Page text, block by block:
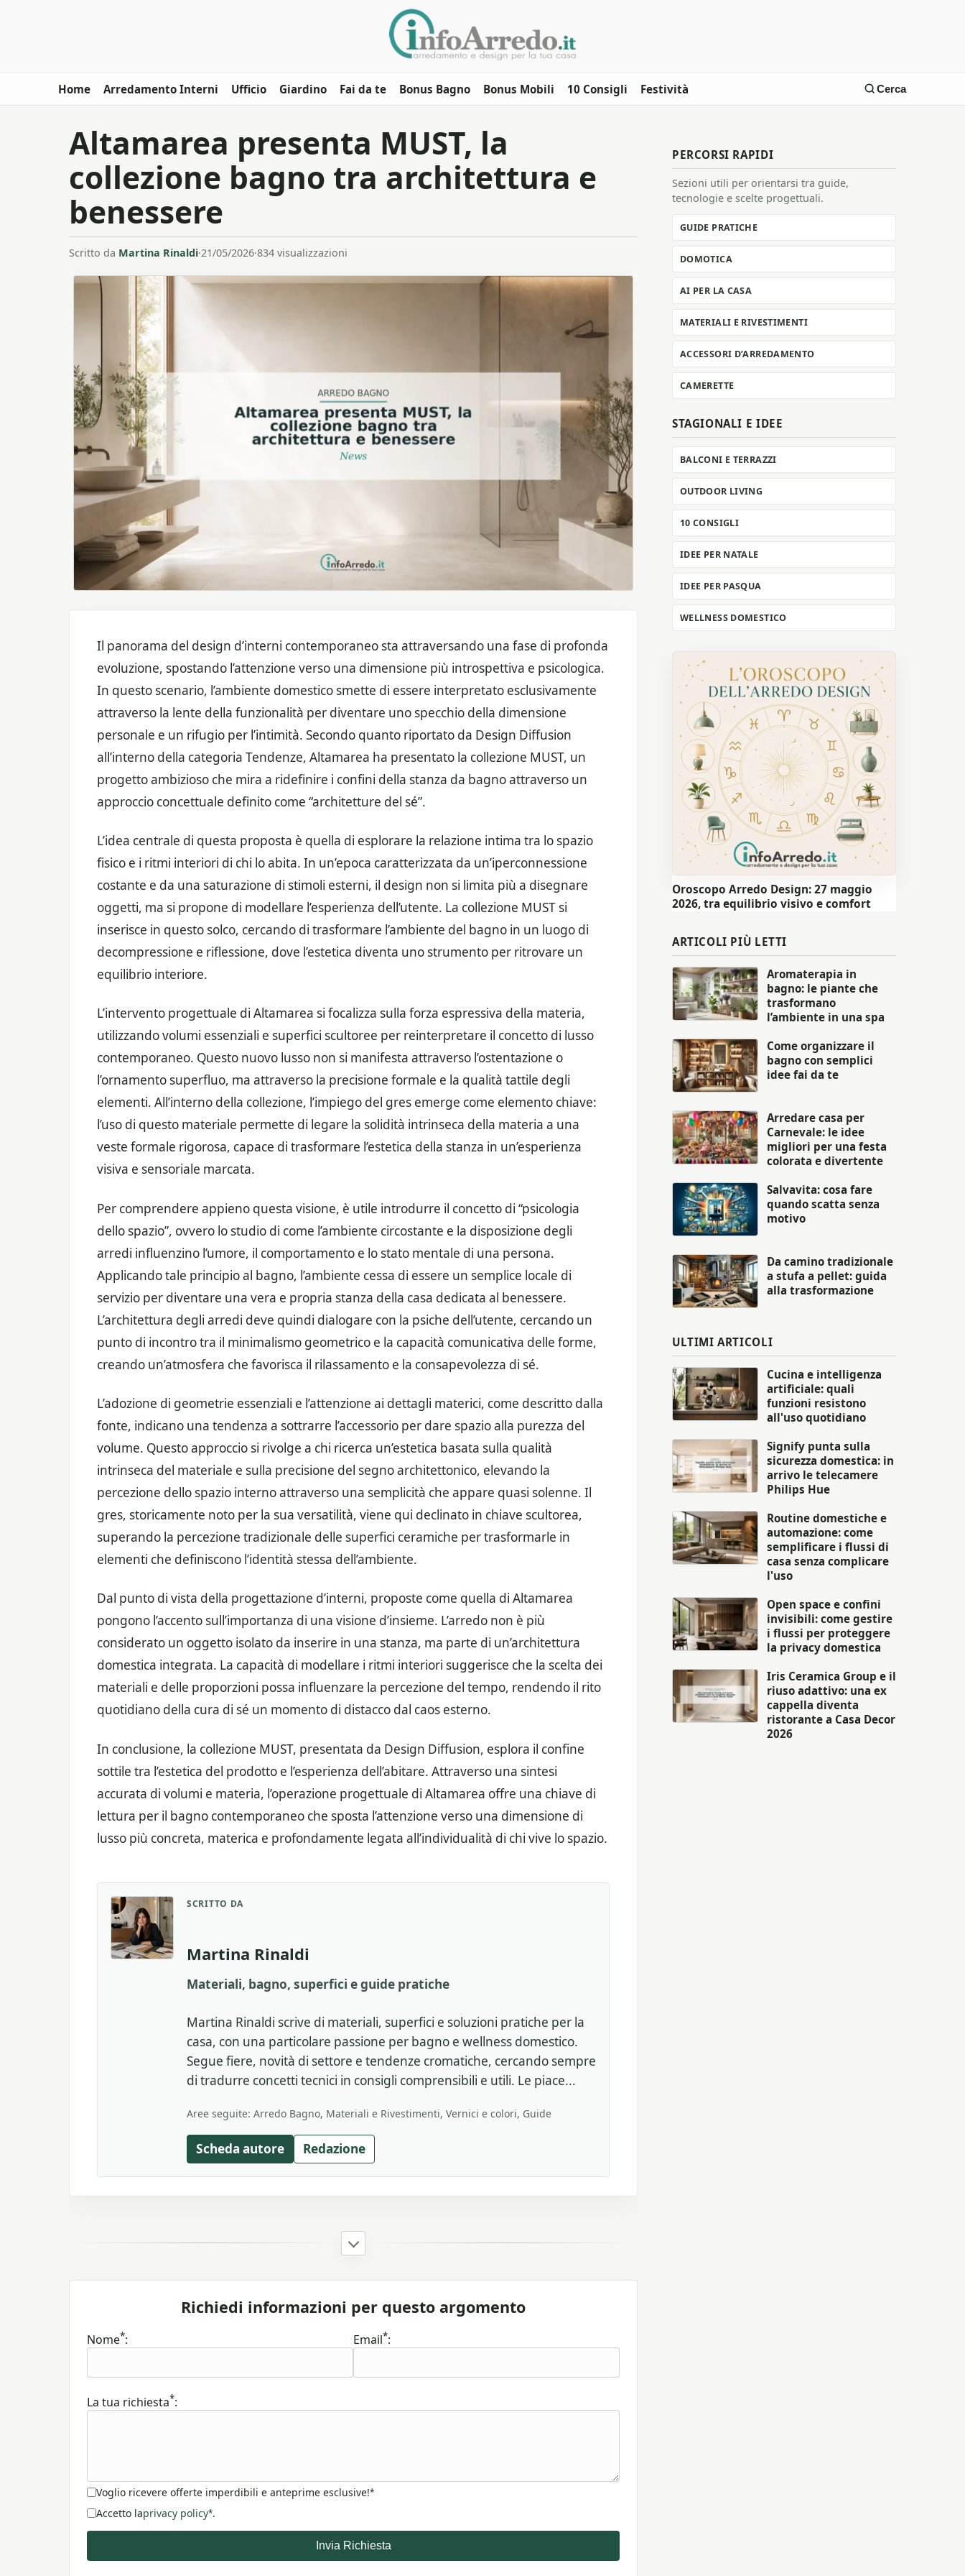
Home Arredamento Interni Ufficio Giardino Fai da te Bonus Bagno Bonus Mobili 10 Consigli Festività Cerca
Altamarea presenta MUST, la
collezione bagno tra architettura e
benessere
Scritto da Martina Rinaldi·21/05/2026·834 visualizzazioni
Il panorama del design d’interni contemporaneo sta attraversando una fase di profonda
evoluzione, spostando l’attenzione verso una dimensione più introspettiva e psicologica.
In questo scenario, l’ambiente domestico smette di essere interpretato esclusivamente
attraverso la lente della funzionalità per diventare uno specchio della dimensione
personale e un rifugio per l’intimità. Secondo quanto riportato da Design Diffusion
all’interno della categoria Tendenze, Altamarea ha presentato la collezione MUST, un
progetto ambizioso che mira a ridefinire i confini della stanza da bagno attraverso un
approccio concettuale definito come “architetture del sé”.
L’idea centrale di questa proposta è quella di esplorare la relazione intima tra lo spazio
fisico e i ritmi interiori di chi lo abita. In un’epoca caratterizzata da un’iperconnessione
costante e da una saturazione di stimoli esterni, il design non si limita più a disegnare
oggetti, ma si propone di modellare l’esperienza dell’utente. La collezione MUST si
inserisce in questo solco, cercando di trasformare l’ambiente del bagno in un luogo di
decompressione e riflessione, dove l’estetica diventa uno strumento per ritrovare un
equilibrio interiore.
L’intervento progettuale di Altamarea si focalizza sulla forza espressiva della materia,
utilizzando volumi essenziali e superfici scultoree per reinterpretare il concetto di lusso
contemporaneo. Questo nuovo lusso non si manifesta attraverso l’ostentazione o
l’ornamento superfluo, ma attraverso la precisione formale e la qualità tattile degli
elementi. All’interno della collezione, l’impiego del gres emerge come elemento chiave:
l’uso di questo materiale permette di legare la solidità intrinseca della materia a una
veste formale rigorosa, capace di trasformare l’estetica della stanza in un’esperienza
visiva e sensoriale marcata.
Per comprendere appieno questa visione, è utile introdurre il concetto di “psicologia
dello spazio”, ovvero lo studio di come l’ambiente circostante e la disposizione degli
arredi influenzino l’umore, il comportamento e lo stato mentale di una persona.
Applicando tale principio al bagno, l’ambiente cessa di essere un semplice locale di
servizio per diventare una vera e propria stanza della casa dedicata al benessere.
L’architettura degli arredi deve quindi dialogare con la psiche dell’utente, cercando un
punto di incontro tra il minimalismo geometrico e la capacità comunicativa delle forme,
creando un’atmosfera che favorisca il rilassamento e la consapevolezza di sé.
L’adozione di geometrie essenziali e l’attenzione ai dettagli materici, come descritto dalla
fonte, indicano una tendenza a sottrarre l’accessorio per dare spazio alla purezza del
volume. Questo approccio si rivolge a chi ricerca un’estetica basata sulla qualità
intrinseca del materiale e sulla precisione del segno architettonico, elevando la
percezione dello spazio interno attraverso una semplicità che appare quasi solenne. Il
gres, storicamente noto per la sua versatilità, viene qui declinato in chiave scultorea,
superando la percezione tradizionale delle superfici ceramiche per trasformarle in
elementi che definiscono l’identità stessa dell’ambiente.
Dal punto di vista della progettazione d’interni, proposte come quella di Altamarea
pongono l’accento sull’importanza di una visione d’insieme. L’arredo non è più
considerato un oggetto isolato da inserire in una stanza, ma parte di un’architettura
domestica integrata. La capacità di modellare i ritmi interiori suggerisce che la scelta dei
materiali e delle proporzioni possa influenzare la percezione del tempo, rendendo il rito
quotidiano della cura di sé un momento di distacco dal caos esterno.
In conclusione, la collezione MUST, presentata da Design Diffusion, esplora il confine
sottile tra l’estetica del prodotto e l’esperienza dell’abitare. Attraverso una sintesi
accurata di volumi e materia, l’operazione progettuale di Altamarea offre una chiave di
lettura per il bagno contemporaneo che sposta l’attenzione verso una dimensione di
lusso più concreta, materica e profondamente legata all’individualità di chi vive lo spazio.
SCRITTO DA
Martina Rinaldi
Materiali, bagno, superfici e guide pratiche
Martina Rinaldi scrive di materiali, superfici e soluzioni pratiche per la
casa, con una particolare passione per bagno e wellness domestico.
Segue fiere, novità di settore e tendenze cromatiche, cercando sempre
di tradurre concetti tecnici in consigli comprensibili e utili. Le piace...
Aree seguite: Arredo Bagno, Materiali e Rivestimenti, Vernici e colori, Guide
Scheda autore Redazione
Richiedi informazioni per questo argomento
Nome*: Email*:
La tua richiesta*:
Voglio ricevere offerte imperdibili e anteprime esclusive!*
Accetto laprivacy policy*.
Invia Richiesta
PERCORSI RAPIDI
Sezioni utili per orientarsi tra guide,
tecnologie e scelte progettuali.
GUIDE PRATICHE
DOMOTICA
AI PER LA CASA
MATERIALI E RIVESTIMENTI
ACCESSORI D’ARREDAMENTO
CAMERETTE
STAGIONALI E IDEE
BALCONI E TERRAZZI
OUTDOOR LIVING
10 CONSIGLI
IDEE PER NATALE
IDEE PER PASQUA
WELLNESS DOMESTICO
Oroscopo Arredo Design: 27 maggio
2026, tra equilibrio visivo e comfort
ARTICOLI PIÙ LETTI
Aromaterapia in
bagno: le piante che
trasformano
l’ambiente in una spa
Come organizzare il
bagno con semplici
idee fai da te
Arredare casa per
Carnevale: le idee
migliori per una festa
colorata e divertente
Salvavita: cosa fare
quando scatta senza
motivo
Da camino tradizionale
a stufa a pellet: guida
alla trasformazione
ULTIMI ARTICOLI
Cucina e intelligenza
artificiale: quali
funzioni resistono
all'uso quotidiano
Signify punta sulla
sicurezza domestica: in
arrivo le telecamere
Philips Hue
Routine domestiche e
automazione: come
semplificare i flussi di
casa senza complicare
l'uso
Open space e confini
invisibili: come gestire
i flussi per proteggere
la privacy domestica
Iris Ceramica Group e il
riuso adattivo: una ex
cappella diventa
ristorante a Casa Decor
2026